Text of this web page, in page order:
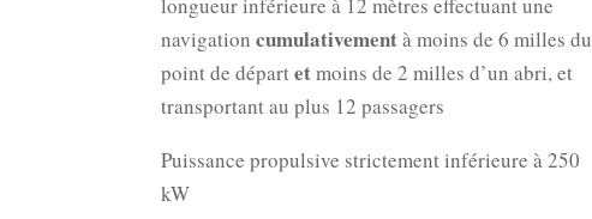
navigationcumulativementà moins de 6 milles du
point de départetmoins de 2 milles d’un abri, et
transportant au plus 12 passagers
Puissance propulsive strictement inférieure à 250
kW